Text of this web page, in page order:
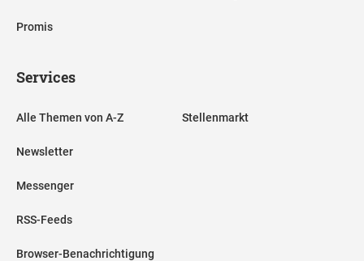
Promis
Services
Alle Themen von A-Z
Newsletter
Messenger
RSS-Feeds
Browser-Benachrichtigung
Stellenmarkt